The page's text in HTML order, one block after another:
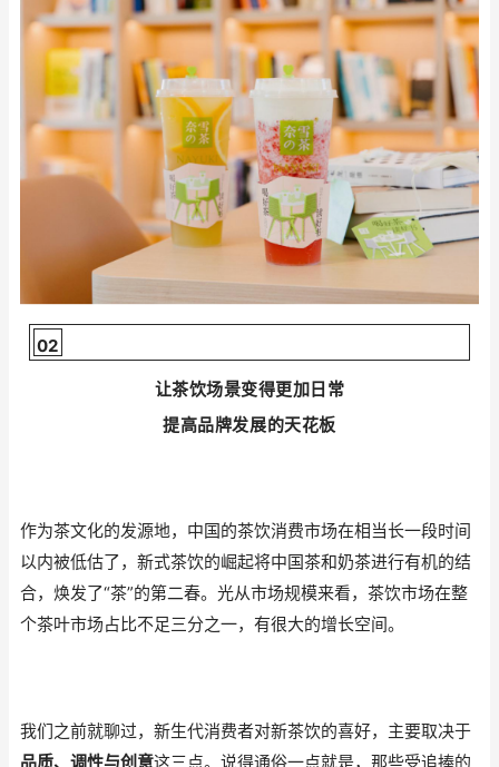
02
让茶饮场景变得更加日常
提高品牌发展的天花板
作为茶文化的发源地，中国的茶饮消费市场在相当长一段时间
以内被低估了，新式茶饮的崛起将中国茶和奶茶进行有机的结
合，焕发了“茶”的第二春。光从市场规模来看，茶饮市场在整
个茶叶市场占比不足三分之一，有很大的增长空间。
我们之前就聊过，新生代消费者对新茶饮的喜好，主要取决于
品质、调性与创意这三点。说得通俗一点就是，那些受追捧的